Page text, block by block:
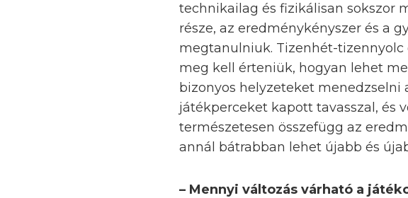
technikailag és fizikálisan sokszor
része, az eredménykényszer és a
megtanulniuk. Tizenhét-tizennyolc
meg kell érteniük, hogyan lehet
bizonyos helyzeteket menedzselni
játékperceket kapott tavasszal, és
természetesen összefügg az
annál bátrabban lehet újabb és
– Mennyi változás várható a